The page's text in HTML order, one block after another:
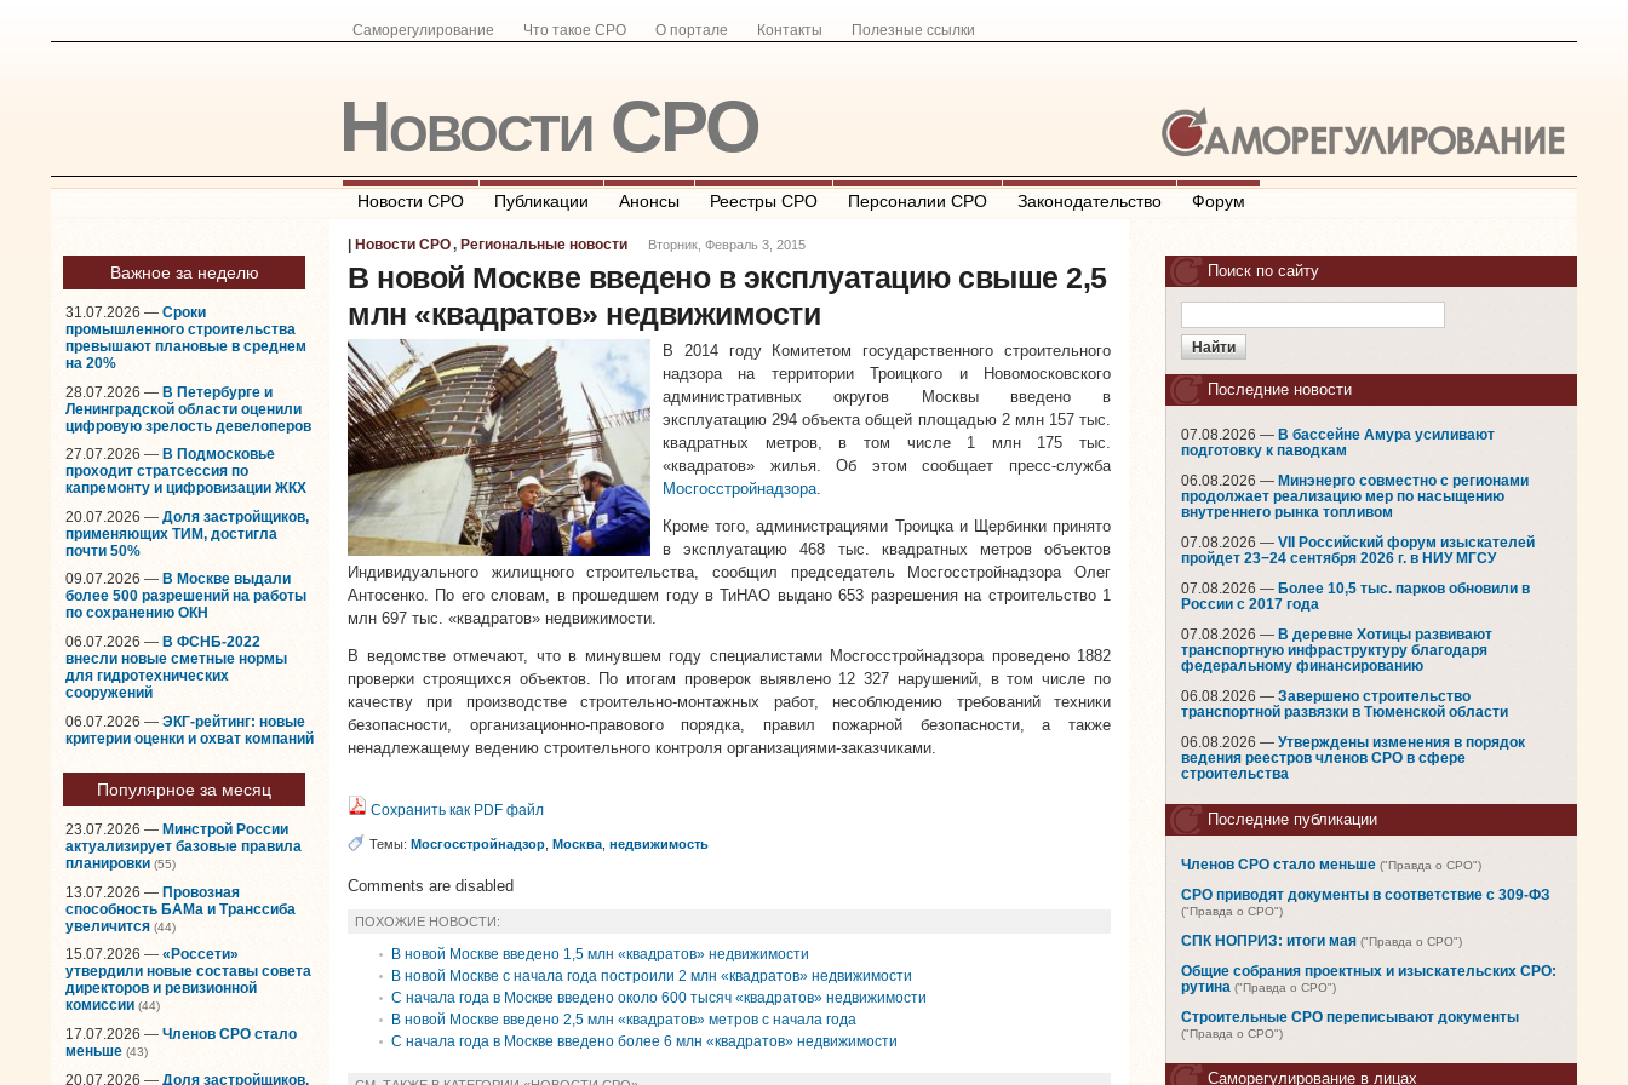
Саморегулирование Что такое СРО О портале Контакты Полезные ссылки
Новости СРО
Новости СРО Публикации Анонсы Реестры СРО Персоналии СРО Законодательство Форум
Важное за неделю
31.07.2026 — Сроки
промышленного строительства
превышают плановые в среднем
на 20%
28.07.2026 — В Петербурге и
Ленинградской области оценили
цифровую зрелость девелоперов
27.07.2026 — В Подмосковье
проходит стратсессия по
капремонту и цифровизации ЖКХ
20.07.2026 — Доля застройщиков,
применяющих ТИМ, достигла
почти 50%
09.07.2026 — В Москве выдали
более 500 разрешений на работы
по сохранению ОКН
06.07.2026 — В ФСНБ-2022
внесли новые сметные нормы
для гидротехнических
сооружений
06.07.2026 — ЭКГ-рейтинг: новые
критерии оценки и охват компаний
Популярное за месяц
23.07.2026 — Минстрой России
актуализирует базовые правила
планировки (55)
13.07.2026 — Провозная
способность БАМа и Транссиба
увеличится (44)
15.07.2026 — «Россети»
утвердили новые составы совета
директоров и ревизионной
комиссии (44)
17.07.2026 — Членов СРО стало
меньше (43)
20.07.2026 — Доля застройщиков,
Новости СРО, Региональные новости Вторник, Февраль 3, 2015
В новой Москве введено в эксплуатацию свыше 2,5
млн «квадратов» недвижимости
В 2014 году Комитетом государственного строительного
надзора на территории Троицкого и Новомосковского
административных округов Москвы введено в
эксплуатацию 294 объекта общей площадью 2 млн 157 тыс.
квадратных метров, в том числе 1 млн 175 тыс.
«квадратов» жилья. Об этом сообщает пресс-служба
Мосгосстройнадзора.
Кроме того, администрациями Троицка и Щербинки принято
в эксплуатацию 468 тыс. квадратных метров объектов
Индивидуального жилищного строительства, сообщил председатель Мосгосстройнадзора Олег
Антосенко. По его словам, в прошедшем году в ТиНАО выдано 653 разрешения на строительство 1
млн 697 тыс. «квадратов» недвижимости.
В ведомстве отмечают, что в минувшем году специалистами Мосгосстройнадзора проведено 1882
проверки строящихся объектов. По итогам проверок выявлено 12 327 нарушений, в том числе по
качеству при производстве строительно-монтажных работ, несоблюдению требований техники
безопасности, организационно-правового порядка, правил пожарной безопасности, а также
ненадлежащему ведению строительного контроля организациями-заказчиками.
Сохранить как PDF файл
Темы: Мосгосстройнадзор Москва недвижимость
Comments are disabled
ПОХОЖИЕ НОВОСТИ:
В новой Москве введено 1,5 млн «квадратов» недвижимости
В новой Москве с начала года построили 2 млн «квадратов» недвижимости
С начала года в Москве введено около 600 тысяч «квадратов» недвижимости
В новой Москве введено 2,5 млн «квадратов» метров с начала года
С начала года в Москве введено более 6 млн «квадратов» недвижимости
Поиск по сайту
Последние новости
07.08.2026 — В бассейне Амура усиливают
подготовку к паводкам
06.08.2026 — Минэнерго совместно с регионами
продолжает реализацию мер по насыщению
внутреннего рынка топливом
07.08.2026 — VII Российский форум изыскателей
пройдет 23−24 сентября 2026 г. в НИУ МГСУ
07.08.2026 — Более 10,5 тыс. парков обновили в
России с 2017 года
07.08.2026 — В деревне Хотицы развивают
транспортную инфраструктуру благодаря
федеральному финансированию
06.08.2026 — Завершено строительство
транспортной развязки в Тюменской области
06.08.2026 — Утверждены изменения в порядок
ведения реестров членов СРО в сфере
строительства
Последние публикации
Членов СРО стало меньше ("Правда о СРО")
СРО приводят документы в соответствие с 309-ФЗ
("Правда о СРО")
СПК НОПРИЗ: итоги мая ("Правда о СРО")
Общие собрания проектных и изыскательских СРО:
рутина ("Правда о СРО")
Строительные СРО переписывают документы
("Правда о СРО")
Саморегулирование в лицах